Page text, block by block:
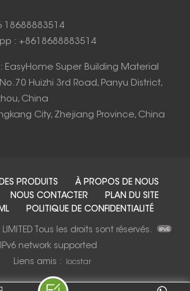
18688883514
: +8618688883514
EasyHome Super Building Material
Huizhi 3rd Road, Panyu District,
China
City, Zhejiang Province, China
PRODUITS
À PROPOS DE NOUS
NOUS CONTACTER
PLAN DU SITE
POLITIQUE DE CONFIDENTIALITÉ
LIMITED Tous les droits sont réservés.
IPv6 network supported
Liens amis :
locstar